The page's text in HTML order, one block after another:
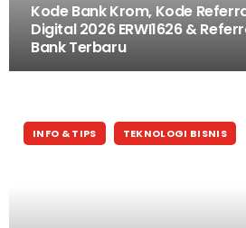
Kode Bank Krom, Kode
Digital 2026 ERWI1626 &
Bank Terbaru
INFO & TIPS TEKNOLOGI BISNIS